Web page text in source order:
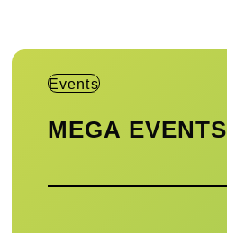
Events
MEGA EVENTS